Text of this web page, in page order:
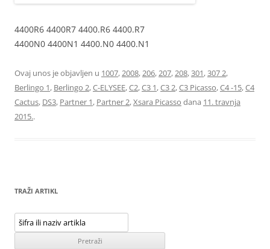
4400R6 4400R7 4400.R6 4400.R7
4400N0 4400N1 4400.N0 4400.N1
Ovaj unos je objavljen u 1007, 2008, 206, 207, 208,301,307 2,
Berlingo 1, Berlingo 2,C-ELYSEE,C2,C3 1,C3 2,C3 Picasso,C4 -15,C4
Cactus, DS3, Partner 1, Partner 2,Xsara Picasso dana 11. travnja
2015..
TRAŽI ARTIKL